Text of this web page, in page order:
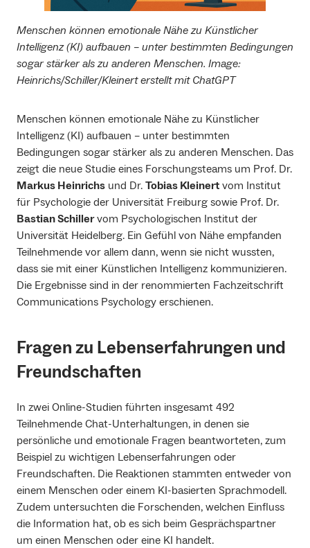
Menschen können emotionale Nähe zu Künstlicher
Intelligenz (KI) aufbauen – unter bestimmten Bedingungen
sogar stärker als zu anderen Menschen. Image:
Heinrichs/Schiller/Kleinert erstellt mit ChatGPT
Menschen können emotionale Nähe zu Künstlicher
Intelligenz (KI) aufbauen – unter bestimmten
Bedingungen sogar stärker als zu anderen Menschen. Das
zeigt die neue Studie eines Forschungsteams um Prof. Dr.
Markus Heinrichs und Dr. Tobias Kleinert vom Institut
für Psychologie der Universität Freiburg sowie Prof. Dr.
Bastian Schillervom Psychologischen Institut der
Universität Heidelberg. Ein Gefühl von Nähe empfanden
Teilnehmende vor allem dann, wenn sie nicht wussten,
dass sie mit einer Künstlichen Intelligenz kommunizieren.
Die Ergebnisse sind in der renommierten Fachzeitschrift
Communications Psychology erschienen.
Fragen zu Lebenserfahrungen und
Freundschaften
In zwei Online-Studien führten insgesamt 492
Teilnehmende Chat-Unterhaltungen, in denen sie
persönliche und emotionale Fragen beantworteten, zum
Beispiel zu wichtigen Lebenserfahrungen oder
Freundschaften. Die Reaktionen stammten entweder von
einem Menschen oder einem KI-basierten Sprachmodell.
Zudem untersuchten die Forschenden, welchen Einfluss
die Information hat, ob es sich beim Gesprächspartner
um einen Menschen oder eine KI handelt.